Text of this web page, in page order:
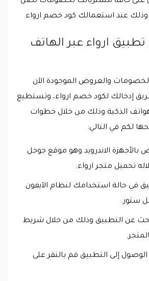
ارواء عبر الهاتف
والعروض الموجودة الآن
إدخالك لكود خصم ارواء، وتستطيع
الذكية وذلك من خلال خطوات
لكم في التالي:
الاندرويد وهو موقع جوجل
تحميل متجر ارواء.
في حالة استخدامك لنظام الآيفون
ستور.
عن التطبيق وذلك من خلال شريط
إلى التطبيق قم بالنقر على